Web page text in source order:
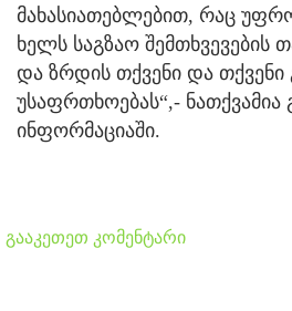
მახასიათებლებით, რაც
ხელს საგზაო შემთხვევების
და ზრდის თქვენი და თქვენი
უსაფრთხოებას“,-
ინფორმაციაში.
გააკეთეთ კომენტარი